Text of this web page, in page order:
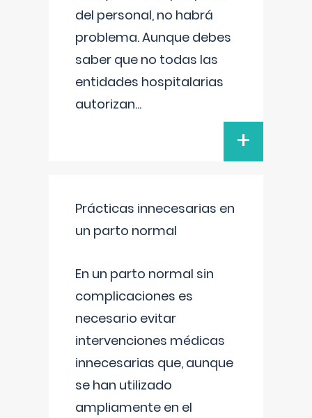
del personal, no habrá
problema. Aunque debes
saber que no todas las
entidades hospitalarias
autorizan...
+
Prácticas innecesarias en
un parto normal
En un parto normal sin
complicaciones es
necesario evitar
intervenciones médicas
innecesarias que, aunque
se han utilizado
ampliamente en el